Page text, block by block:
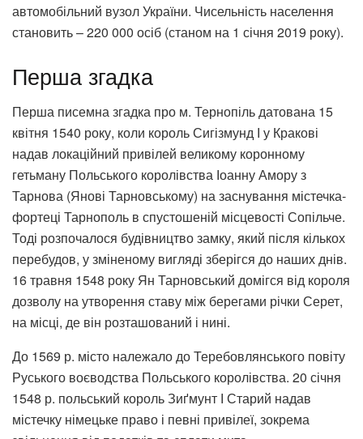
автомобільний вузол України. Чисельність населення
становить – 220 000 осіб (станом на 1 січня 2019 року).
Перша згадка
Перша писемна згадка про м. Тернопіль датована 15
квітня 1540 року, коли король Сигізмунд І у Кракові
надав локаційний привілей великому коронному
гетьману Польського королівства Іоанну Амору з
Тарнова (Янові Тарновському) на заснування містечка-
фортеці Тарнополь в спустошеній місцевості Сопільче.
Тоді розпочалося будівництво замку, який після кількох
перебудов, у зміненому вигляді зберігся до наших днів.
16 травня 1548 року Ян Тарновський домігся від короля
дозволу на утворення ставу між берегами річки Серет,
на місці, де він розташований і нині.
До 1569 р. місто належало до Теребовлянського повіту
Руського воєводства Польського королівства. 20 січня
1548 р. польський король Зиґмунт І Старий надав
містечку німецьке право і певні привілеї, зокрема